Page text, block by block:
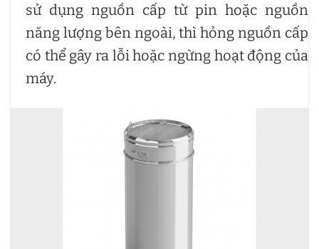
sử dụng nguồn cấp từ pin hoặc nguồn
năng lượng bên ngoài, thì hỏng nguồn cấp
có thể gây ra lỗi hoặc ngừng hoạt động của
máy.